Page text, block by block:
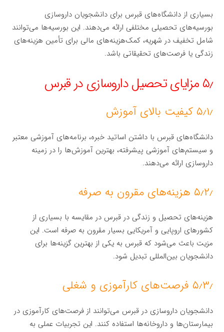
بسیاری از دانشگاه‌های قبرس برای دانشجویان داروسازی
بورسیه‌های تحصیلی مختلفی ارائه می‌دهند. این بورسیه‌ها می‌توانند
شامل تخفیف در شهریه، کمک‌هزینه‌های مالی برای تأمین هزینه‌های
زندگی یا فرصت‌های تحقیقاتی باشد.
۵٫ مزایای تحصیل داروسازی در قبرس
۵٫۱٫ کیفیت بالای آموزش
دانشگاه‌های قبرس با داشتن اساتید خبره، برنامه‌های آموزشی معتبر
و سیستم‌های آموزشی پیشرفته، بهترین آموزش‌ها را در زمینه
داروسازی ارائه می‌دهند.
۵٫۲٫ هزینه‌های مقرون به صرفه
هزینه‌های تحصیل و زندگی در قبرس در مقایسه با بسیاری از
کشورهای اروپایی و آمریکایی بسیار مقرون به صرفه است. این
مزیت باعث می‌شود که قبرس به یکی از بهترین گزینه‌ها برای
دانشجویان بین‌المللی تبدیل شود.
۵٫۳٫ فرصت‌های کارآموزی و شغلی
دانشجویان داروسازی در قبرس می‌توانند از فرصت‌های کارآموزی در
بیمارستان‌ها و داروخانه‌ها استفاده کنند. این تجربیات عملی به